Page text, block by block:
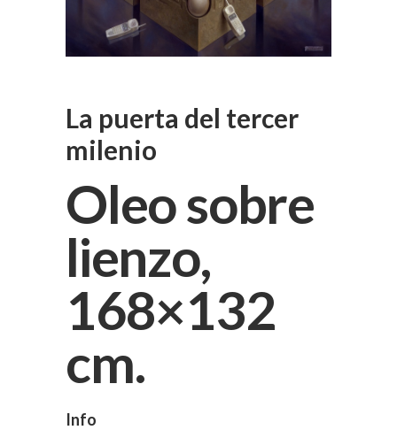
La puerta del tercer
milenio
Oleo sobre
lienzo,
168×132
cm.
Info